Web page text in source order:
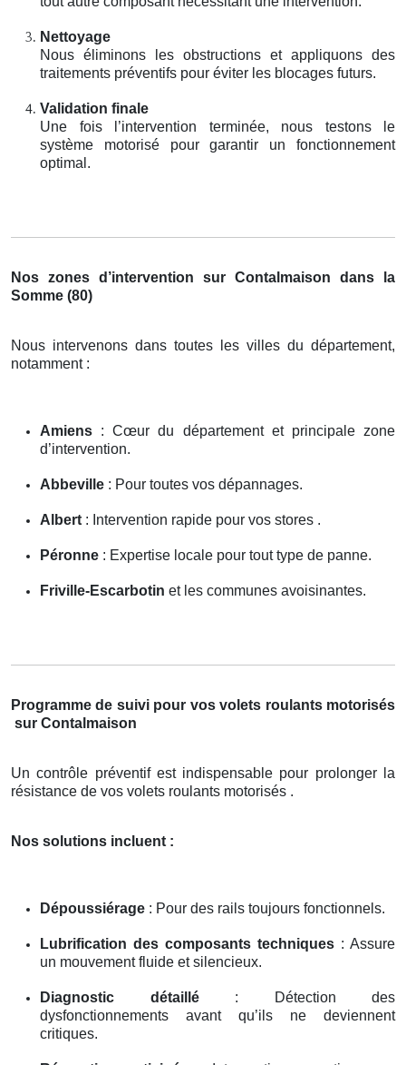
Nettoyage
Nous éliminons les obstructions et appliquons des
traitements préventifs pour éviter les blocages futurs.
Validation finale
Une fois l’intervention terminée, nous testons le
système motorisé pour garantir un fonctionnement
optimal.
Nos zones d’intervention sur Contalmaison dans la
Somme (80)
Nous intervenons dans toutes les villes du département,
notamment :
Amiens : Cœur du département et principale zone
d’intervention.
Abbeville : Pour toutes vos dépannages.
Albert : Intervention rapide pour vos stores .
Péronne : Expertise locale pour tout type de panne.
Friville-Escarbotin et les communes avoisinantes.
Programme de suivi pour vos volets roulants motorisés
sur Contalmaison
Un contrôle préventif est indispensable pour prolonger la
résistance de vos volets roulants motorisés .
Nos solutions incluent :
Dépoussiérage : Pour des rails toujours fonctionnels.
Lubrification des composants techniques : Assure
un mouvement fluide et silencieux.
Diagnostic détaillé: Détection des
dysfonctionnements avant qu’ils ne deviennent
critiques.